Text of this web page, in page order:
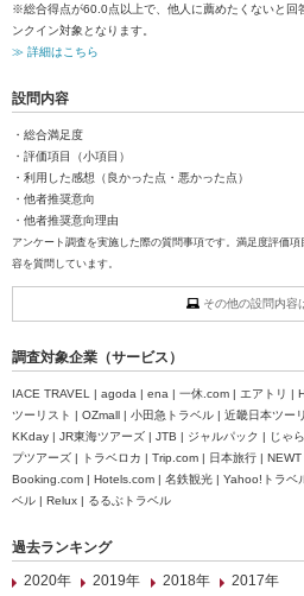
※総合得点が60.0点以上で、他人に薦めたくないと回
ンクイン対象となります。
≫ 詳細はこちら
設問内容
・総合満足度
・評価項目（小項目）
・利用した感想（良かった点・悪かった点）
・他者推奨意向
・他者推奨意向理由
アンケート調査を実施した際の質問事項です。満足度評価
容を質問しています。
その他の設問内容
調査対象企業（サービス）
IACE TRAVEL | agoda | ena | 一休.com | エアトリ |
ツーリスト | OZmall | 小田急トラベル | 近畿日本ツー
KKday | JR東海ツアーズ | JTB | ジャルパック | じゃ
プツアーズ | トラベロカ | Trip.com | 日本旅行 |
Booking.com | Hotels.com | 名鉄観光 | Yahoo!トラベ
ベル | Relux | るるぶトラベル
過去ランキング
2020年
2019年 2018年 2017年